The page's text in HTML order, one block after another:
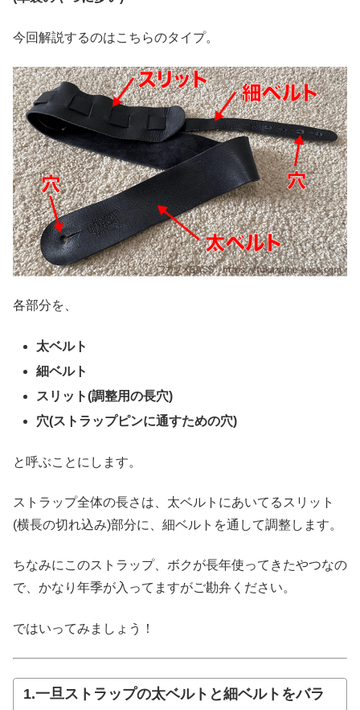
今回解説するのはこちらのタイプ。
各部分を、
太ベルト
細ベルト
スリット(調整用の長穴)
穴(ストラップピンに通すための穴)
と呼ぶことにします。
ストラップ全体の長さは、太ベルトにあいてるスリット
(横長の切れ込み)部分に、細ベルトを通して調整します。
ちなみにこのストラップ、ボクが長年使ってきたやつなの
で、かなり年季が入ってますがご勘弁ください。
ではいってみましょう！
1.一旦ストラップの太ベルトと細ベルトをバラ